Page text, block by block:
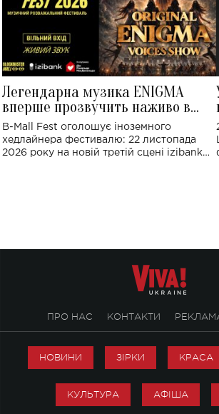
Легендарна музика ENIGMA
вперше прозвучить наживо в
Україні: де відбудеться концерт
B-Mall Fest оголошує іноземного
хедлайнера фестивалю: 22 листопада
2026 року на новій третій сцені izibank
ПРО НАС КОНТАКТИ
НОВИНИ ЗІРКИ КРАСА
КУЛЬТУРА АФІША